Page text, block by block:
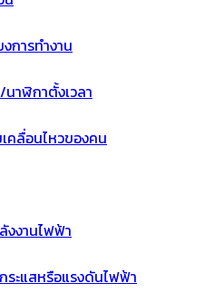
การทำงาน
นาฬิกาตั้งเวลา
คลื่อนไหวของคน
งงานไฟฟ้า
ระแสหรือแรงดันไฟฟ้า